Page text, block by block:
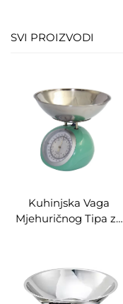
SVI PROIZVODI
Kuhinjska Vaga
Mjehuričnog Tipa za
za Vađenje Hrane